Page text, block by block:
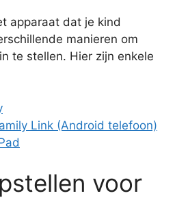
apparaat dat je kind
manieren om
te stellen. Hier zijn enkele
Link (Android telefoon)
voor